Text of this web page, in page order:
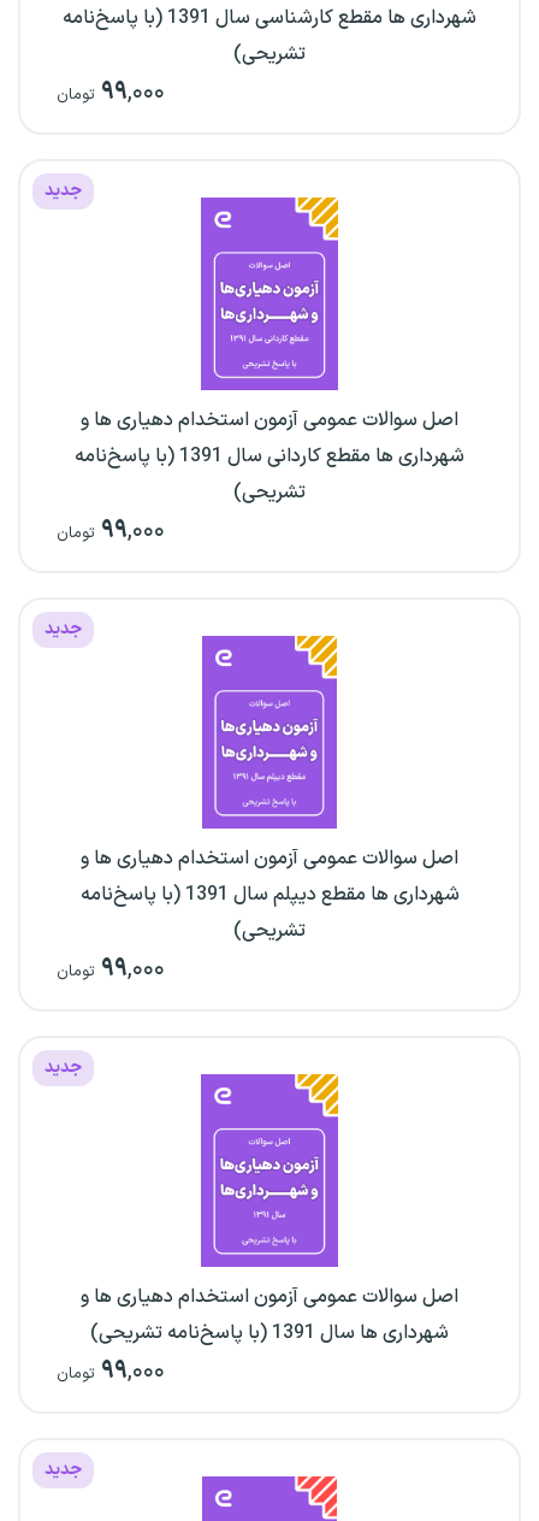
شهرداری ها مقطع کارشناسی سال 1391 (با پاسخ‌نامه
تشریحی)
۹۹,۰۰۰ تومان
جدید
اصل سوالات عمومی آزمون استخدام دهیاری ها و
شهرداری ها مقطع کاردانی سال 1391 (با پاسخ‌نامه
تشریحی)
۹۹,۰۰۰ تومان
جدید
اصل سوالات عمومی آزمون استخدام دهیاری ها و
شهرداری ها مقطع دیپلم سال 1391 (با پاسخ‌نامه
تشریحی)
۹۹,۰۰۰ تومان
جدید
اصل سوالات عمومی آزمون استخدام دهیاری ها و
شهرداری ها سال 1391 (با پاسخ‌نامه تشریحی)
۹۹,۰۰۰ تومان
جدید